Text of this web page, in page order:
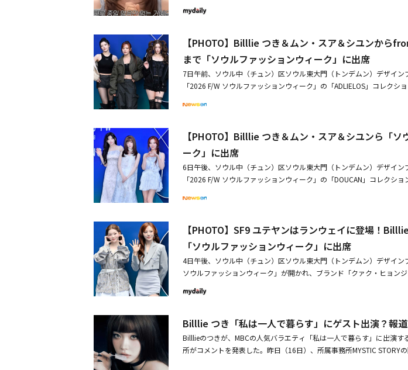
を紹介するシングルライフ・トレンドリーダー番組として、長く愛さ
イエットを告白「1週間氷だけを食べて42kgに」（動画あり）
べて耐えたというエピソードを公開した。彼女は「事務所でインボデ
食べていた」と当時を振り返った。さらに「3日目までは大丈夫だっ
がなくなった。階段を上っているのに、浮いているような感じで。そ
生で一番痩せていた時で、『もう二度とこんなことはできない』と思
は「若かったからできた。誰にも真似してほしくない」と、危険なダイ
つきも衝撃的なエピソードを明かした。彼女は「一緒に練習していた
ンディーを1本ずつ、1日3本だけ食べて、4～5kg落としたことがある
っていて、貧血みたいにクラクラしても我慢してしまう。ある日も『
ていたら、その後の記憶がなくなった。そのまま倒れていた」と語り、
近年の外見至上主義についても自身の考えを示した。「最近は美の基準
なぜ互いに体重の話をしなければならないのか分からない」と率直な
じていたプレッシャーについても打ち明けた。・【PHOTO】Billlie つ
POP UP CHART SHOW : GIRLS EVOLUTION」に出演3月7日に横浜で開催
【PHOTO】Billlie つき＆ムン・スア＆シユンから
まで「ソウルファッションウィーク」に出席
7日午前、ソウル中（チュン）区ソウル東大門（トンデムン）デザイン
「2026 F/W ソウルファッションウィーク」の「ADLIELOS」コレクシ
（未来少年）出身のソン・ドンピョ、AMPERS＆ONEのナ・カムデン
チャン・ヒョンス、パク・ジェニー、チャ・ヒョンスン、HANZ、ユン
した。・BilllieからKep1erまで「ENA KPOP UP CHART SHOW : GIRLS
横浜で開催・【PHOTO】SF9 ユテヤンはランウェイに登場！Billlie つ
ッションウィーク」に出席
【PHOTO】Billlie つき＆ムン・スア＆シユンら「ソ
ーク」に出席
6日午後、ソウル中（チュン）区ソウル東大門（トンデムン）デザイン
「2026 F/W ソウルファッションウィーク」の「DOUCAN」コレクシ
ク・ジアン、カンヒ、シン・ミンギュ、チョン・ウォンギュらが出席
ユテヤンはランウェイに登場！Billlie つき＆ムン・スアら「ソウルフ
【PHOTO】SF9 ユテヤンはランウェイに登場！
「ソウルファッションウィーク」に出席
4日午後、ソウル中（チュン）区ソウル東大門（トンデムン）デザイン
ソウルファッションウィーク」が開かれ、ブランド「クァク・ヒョン
L(H)OURSのマサミ＆ゴンホ、AMPERS＆ONEのマカヤ＆ナ・カムデ
ソ、キ・ウンセ、チェ・リブ、ユン・シユンが登場した。・Billlie、プ
alace ~ false awakening」発売圧巻の歌唱力で魅了・【PHOTO】SF9
ら、ミュージカル「RENT」プレスコールに出席
Billlie つき「私は一人で暮らす」にゲスト出演？報
Billlieのつきが、MBCの人気バラエティ「私は一人で暮らす」に出演す
所がコメントを発表した。昨日（16日）、所属事務所MYSTIC STORY